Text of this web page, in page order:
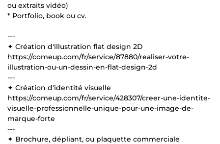
ou extraits vidéo)
* Portfolio, book ou cv.
---
✦ Création d'illustration flat design 2D
https://comeup.com/fr/service/87880/realiser-votre-
illustration-ou-un-dessin-en-flat-design-2d
---
✦ Création d'identité visuelle
https://comeup.com/fr/service/428307/creer-une-identite-
visuelle-professionnelle-unique-pour-une-image-de-
marque-forte
---
✦ Brochure, dépliant, ou plaquette commerciale